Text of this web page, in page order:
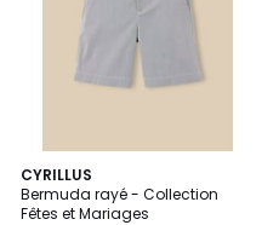
CYRILLUS
Bermuda rayé - Collection
Fêtes et Mariages